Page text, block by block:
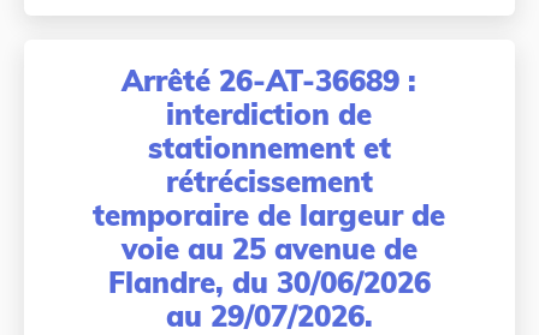
Arrêté 26-AT-36689 :
interdiction de
stationnement et
rétrécissement
temporaire de largeur de
voie au 25 avenue de
Flandre, du 30/06/2026
au 29/07/2026.